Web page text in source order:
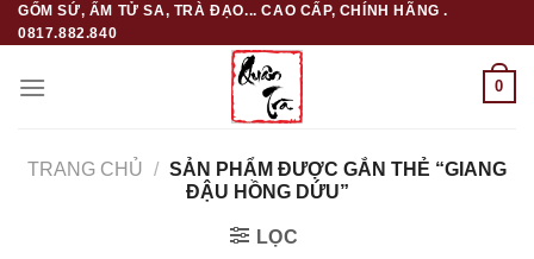
Skip
to
GỐM SỨ, ẤM TỬ SA, TRÀ ĐẠO... CAO CẤP, CHÍNH HÃNG .
0817.882.840
0
TRANG CHỦ / SẢN PHẨM ĐƯỢC GẮN THẺ “GIANG
ĐẬU HỒNG DỨU”
LỌC